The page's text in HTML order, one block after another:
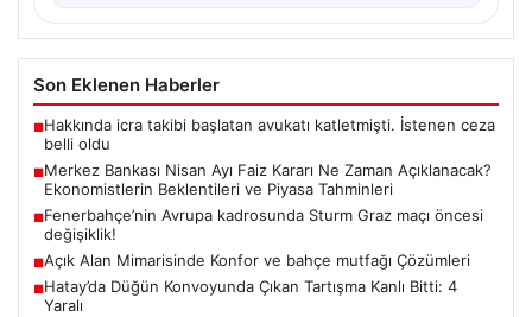
Son Eklenen Haberler
■Hakkında icra takibi başlatan avukatı katletmişti. İstenen ceza
belli oldu
■Merkez Bankası Nisan Ayı Faiz Kararı Ne Zaman Açıklanacak?
Ekonomistlerin Beklentileri ve Piyasa Tahminleri
■Fenerbahçe’nin Avrupa kadrosunda Sturm Graz maçı öncesi
değişiklik!
■Açık Alan Mimarisinde Konfor ve bahçe mutfağı Çözümleri
■Hatay’da Düğün Konvoyunda Çıkan Tartışma Kanlı Bitti: 4
Yaralı